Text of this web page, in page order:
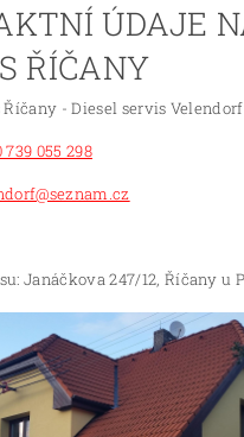
ÚDAJE
ŘÍČANY
- Diesel servis Velendorf
739 055 298
Janáčkova 247/12, Říčany u